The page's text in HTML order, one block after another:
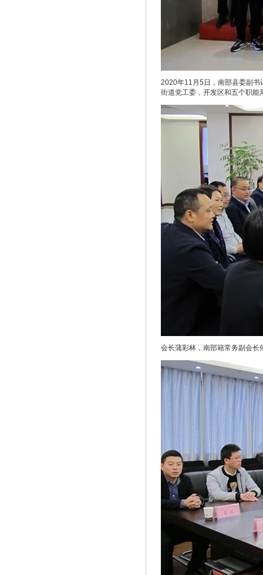
2020年11月5日，南部县委副书
街道党工委，开发区和五个职
会长蒲彩林，南部籍常务副会长